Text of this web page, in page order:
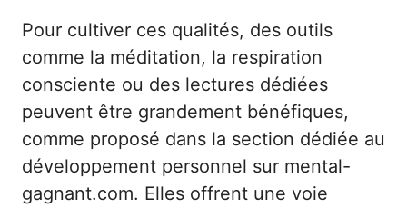
Pour cultiver ces qualités, des outils
comme la méditation, la respiration
consciente ou des lectures dédiées
peuvent être grandement bénéfiques,
comme proposé dans la section dédiée au
développement personnel sur mental-
gagnant.com. Elles offrent une voie